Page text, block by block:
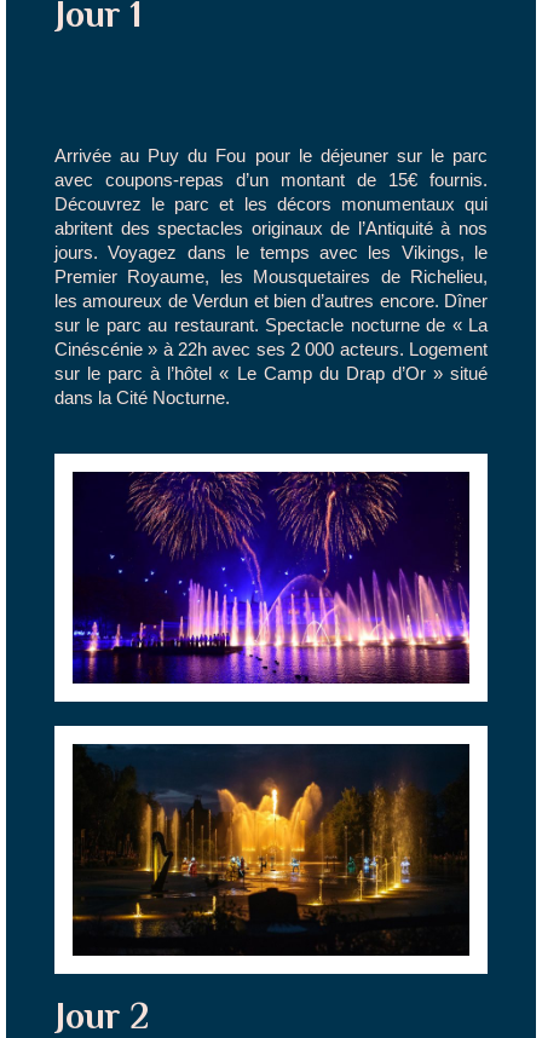
Jour 1
Arrivée au Puy du Fou pour le déjeuner sur le parc
avec coupons-repas d’un montant de 15€ fournis.
Découvrez le parc et les décors monumentaux qui
abritent des spectacles originaux de l’Antiquité à nos
jours. Voyagez dans le temps avec les Vikings, le
Premier Royaume, les Mousquetaires de Richelieu,
les amoureux de Verdun et bien d’autres encore. Dîner
sur le parc au restaurant. Spectacle nocturne de « La
Cinéscénie » à 22h avec ses 2 000 acteurs. Logement
sur le parc à l’hôtel « Le Camp du Drap d’Or » situé
dans la Cité Nocturne.
Jour 2